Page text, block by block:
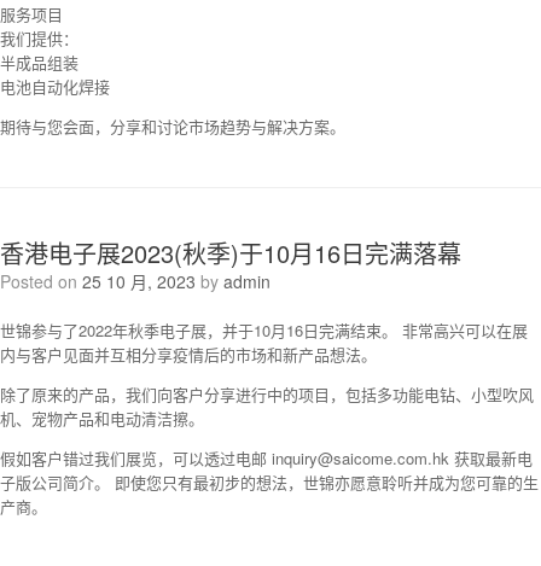
服务项目
我们提供：
半成品组装
电池自动化焊接
期待与您会面，分享和讨论市场趋势与解决方案。
香港电子展2023(秋季)于10月16日完满落幕
Posted on 25 10 月, 2023 by admin
世锦参与了2022年秋季电子展，并于10月16日完满结束。 非常高兴可以在展
内与客户见面并互相分享疫情后的市场和新产品想法。
除了原来的产品，我们向客户分享进行中的项目，包括多功能电钻、小型吹风
机、宠物产品和电动清洁擦。
假如客户错过我们展览，可以透过电邮 inquiry@saicome.com.hk 获取最新电
子版公司简介。 即使您只有最初步的想法，世锦亦愿意聆听并成为您可靠的生
产商。